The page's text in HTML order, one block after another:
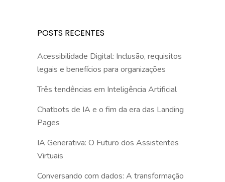
POSTS RECENTES
Acessibilidade Digital: Inclusão, requisitos
legais e benefícios para organizações
Três tendências em Inteligência Artificial
Chatbots de IA e o fim da era das Landing
Pages
IA Generativa: O Futuro dos Assistentes
Virtuais
Conversando com dados: A transformação